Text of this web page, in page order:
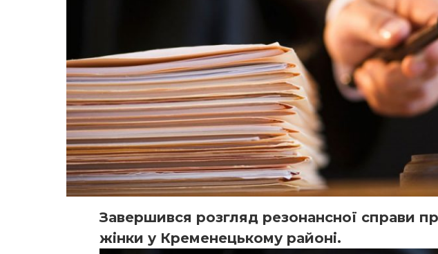
Завершився розгляд резонансної справи
жінки у Кременецькому районі.